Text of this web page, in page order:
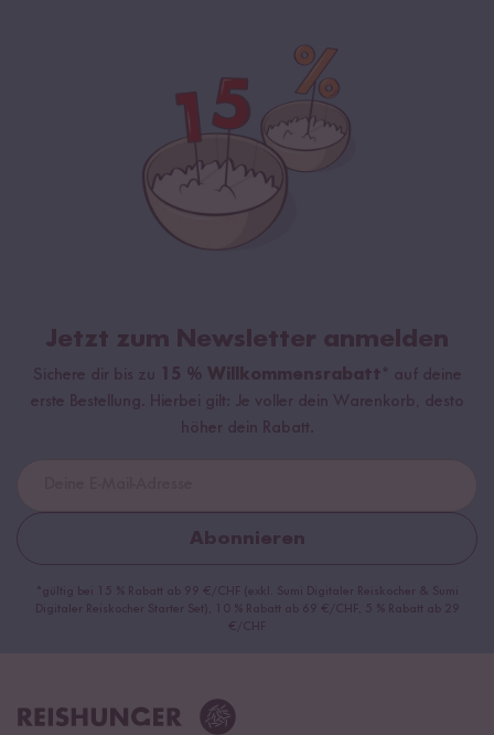
Jetzt zum Newsletter anmelden
Sichere dir bis zu 15 % Willkommensrabatt* auf deine
erste Bestellung. Hierbei gilt: Je voller dein Warenkorb, desto
höher dein Rabatt.
Abonnieren
*gültig bei 15 % Rabatt ab 99 €/CHF (exkl. Sumi Digitaler Reiskocher & Sumi
Digitaler Reiskocher Starter Set), 10 % Rabatt ab 69 €/CHF, 5 % Rabatt ab 29
€/CHF